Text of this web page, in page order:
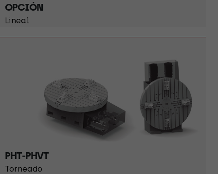
OPCIÓN
Lineal
PHT-PHVT
Torneado